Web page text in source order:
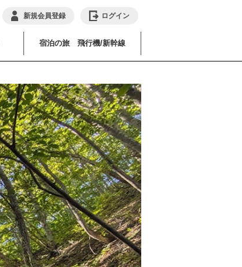
新規会員登録 ログイン
宿泊の旅 飛行機/新幹線